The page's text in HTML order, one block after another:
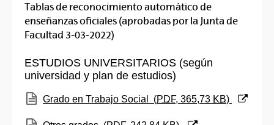
Tablas de reconocimiento automático de
enseñanzas oficiales (aprobadas por la Junta de
Facultad 3-03-2022)
ESTUDIOS UNIVERSITARIOS (según
universidad y plan de estudios)
(Abre una nueva ventana)
Grado en Trabajo Social (PDF, 365,73 KB)